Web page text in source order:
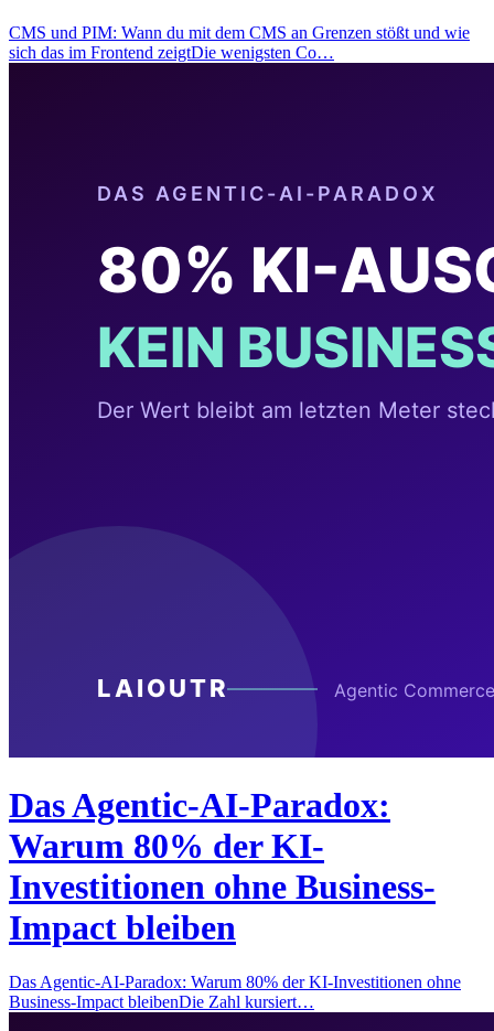
CMS und PIM: Wann du mit dem CMS an Grenzen stößt und wie
sich das im Frontend zeigtDie wenigsten Co…
Das Agentic-AI-Paradox:
Warum 80% der KI-
Investitionen ohne Business-
Impact bleiben
Das Agentic-AI-Paradox: Warum 80% der KI-Investitionen ohne
Business-Impact bleibenDie Zahl kursiert…